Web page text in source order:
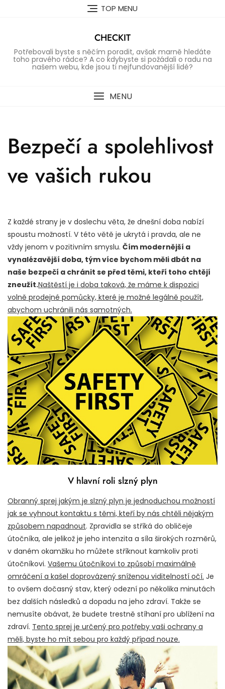
TOP MENU
CHECKIT
Potřebovali byste s něčím poradit, avšak marně hledáte
toho pravého rádce? A co kdybyste si požádali o radu na
našem webu, kde jsou ti nejfundovanější lidé?
MENU
Bezpečí a spolehlivost
ve vašich rukou
Z každé strany je v doslechu věta, že dnešní doba nabízí
spoustu možností. V této větě je ukrytá i pravda, ale ne
vždy jenom v pozitivním smyslu. Čím modernější a
vynalézavější doba, tým více bychom měli dbát na
naše bezpečí a chránit se před těmi, kteří toho chtějí
zneužít.Naštěstí je i doba taková, že máme k dispozici
volně prodejné pomůcky, které je možné legálně použít,
abychom uchránili nás samotných.
V hlavní roli slzný plyn
Obranný sprej jakým je slzný plyn je jednoduchou možností
jak se vyhnout kontaktu s těmi, kteří by nás chtěli nějakým
způsobem napadnout. Zpravidla se stříká do obličeje
útočníka, ale jelikož je jeho intenzita a síla širokých rozměrů,
v daném okamžiku ho můžete stříknout kamkoliv proti
útočníkovi. Vašemu útočníkovi to způsobí maximálně
omráčení a kašel doprovázený sníženou viditelností očí. Je
to ovšem dočasný stav, který odezní po několika minutách
bez dalších následků a dopadu na jeho zdraví. Takže se
nemusíte obávat, že budete trestně stíhaní pro ublížení na
zdraví. Tento sprej je určený pro potřeby vaši ochrany a
měli, byste ho mít sebou pro každý případ nouze.